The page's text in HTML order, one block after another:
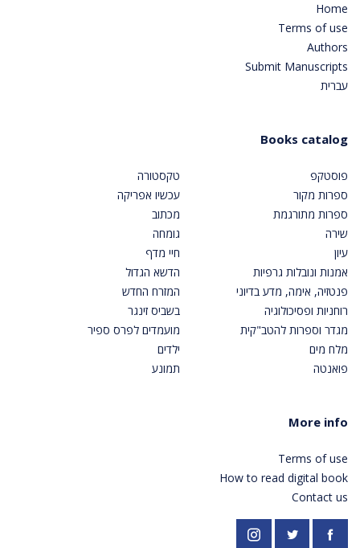
Home
Terms of use
Authors
Submit Manuscripts
עברית
Books catalog
פוסטקפ
ספרות מקור
ספרות מתורגמת
שירה
עיון
אמנות ונובלות גרפיות
פנטזיה, אימה, מדע בדיוני
רוחניות ופסיכולוגיה
מגדר וספרות להטב"קית
מלח מים
פואנטה
טקסטורה
עכשיו אפריקה
מכתוב
גומחה
חיי מדף
הדשא הגדול
המזרח החדש
בשביס זינגר
מועמדים לפרס ספיר
ילדים
תמונע
More info
Terms of use
How to read digital book
Contact us
Facebook
https://twitter.com/PardesPublish
Instagram